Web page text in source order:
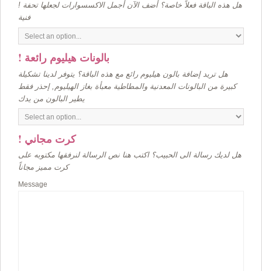
! هل هذه الباقة فعلاً خاصة؟ أضف الآن أجمل الاكسسوارات لجعلها تحفة
فنية
! بالونات هيليوم رائعة
هل تريد إضافة بالون هيليوم رائع مع هذه الباقة؟ يتوفر لدينا تشكيلة
كبيرة من البالونات المعدنية والمطاطية معبأة بغاز الهيليوم, إحذر فقط
يطير البالون من يدك
! كرت مجاني
هل لديك رسالة الى الحبيب؟ اكتب هنا نص الرسالة لنرفقها مكتوبه على
كرت مميز مجاناً
Message